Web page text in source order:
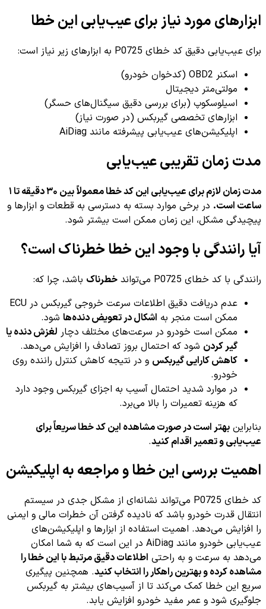
ابزارهای مورد نیاز برای عیب‌یابی این خطا
برای عیب‌یابی دقیق کد خطای P0725 به ابزارهای زیر نیاز است:
اسکنر OBD2 (کدخوان خودرو)
مولتی‌متر دیجیتال
اسیلوسکوپ (برای بررسی دقیق سیگنال‌های حسگر)
ابزارهای تخصصی گیربکس (در صورت نیاز)
اپلیکیشن‌های عیب‌یابی پیشرفته مانند AiDiag
مدت زمان تقریبی عیب‌یابی
مدت زمان لازم برای عیب‌یابی این کد خطا معمولاً بین ۳۰ دقیقه تا ۱
ساعت است. در برخی موارد بسته به دسترسی به قطعات و ابزارها و
پیچیدگی مشکل، این زمان ممکن است بیشتر شود.
آیا رانندگی با وجود این خطا خطرناک است؟
رانندگی با کد خطای P0725 می‌تواند خطرناک باشد، چرا که:
عدم دریافت دقیق اطلاعات سرعت خروجی گیربکس در ECU
ممکن است منجر به اشکال در تعویض دنده‌ها شود.
ممکن است خودرو در سرعت‌های مختلف دچار لغزش دنده یا
گیر کردن شود که احتمال بروز تصادف را افزایش می‌دهد.
کاهش کارایی گیربکس و در نتیجه کاهش کنترل راننده روی
خودرو.
در موارد شدید احتمال آسیب به اجزای گیربکس وجود دارد
که هزینه تعمیرات را بالا می‌برد.
بنابراین بهتر است در صورت مشاهده این کد خطا سریعاً برای
عیب‌یابی و تعمیر اقدام کنید.
اهمیت بررسی این خطا و مراجعه به اپلیکیشن
کد خطای P0725 می‌تواند نشانه‌ای از مشکل جدی در سیستم
انتقال قدرت خودرو باشد که نادیده گرفتن آن خطرات مالی و ایمنی
را افزایش می‌دهد. اهمیت استفاده از ابزارها و اپلیکیشن‌های
عیب‌یابی خودرو مانند AiDiag در این است که به شما امکان
می‌دهد به سرعت و به راحتی اطلاعات دقیق مرتبط با این خطا را
مشاهده کرده و بهترین راهکار را انتخاب کنید. همچنین پیگیری
سریع این خطا کمک می‌کند تا از آسیب‌های بیشتر به گیربکس
جلوگیری شود و عمر مفید خودرو افزایش یابد.